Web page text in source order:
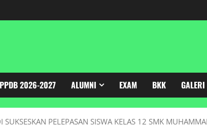
PPDB 2026-2027 ALUMNI EXAM BKK GALERI
PELEPASAN SISWA KELAS 12 SMK